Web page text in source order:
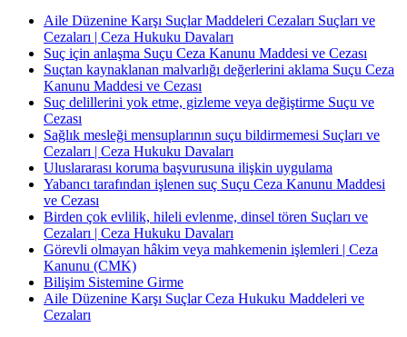
Aile Düzenine Karşı Suçlar Maddeleri Cezaları Suçları ve
Cezaları | Ceza Hukuku Davaları
Suç için anlaşma Suçu Ceza Kanunu Maddesi ve Cezası
Suçtan kaynaklanan malvarlığı değerlerini aklama Suçu Ceza
Kanunu Maddesi ve Cezası
Suç delillerini yok etme, gizleme veya değiştirme Suçu ve
Cezası
Sağlık mesleği mensuplarının suçu bildirmemesi Suçları ve
Cezaları | Ceza Hukuku Davaları
Uluslararası koruma başvurusuna ilişkin uygulama
Yabancı tarafından işlenen suç Suçu Ceza Kanunu Maddesi
ve Cezası
Birden çok evlilik, hileli evlenme, dinsel tören Suçları ve
Cezaları | Ceza Hukuku Davaları
Görevli olmayan hâkim veya mahkemenin işlemleri | Ceza
Kanunu (CMK)
Bilişim Sistemine Girme
Aile Düzenine Karşı Suçlar Ceza Hukuku Maddeleri ve
Cezaları